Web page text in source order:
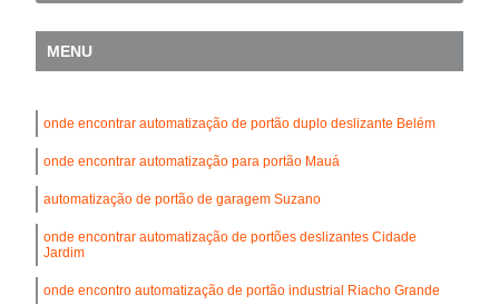
MENU
onde encontrar automatização de portão duplo deslizante Belém
onde encontrar automatização para portão Mauá
automatização de portão de garagem Suzano
onde encontrar automatização de portões deslizantes Cidade
Jardim
onde encontro automatização de portão industrial Riacho Grande